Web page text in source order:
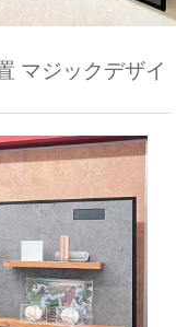
マジックデザイ